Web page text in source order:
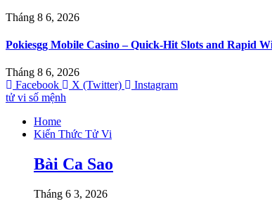
Tháng 8 6, 2026
Pokiesgg Mobile Casino – Quick‑Hit Slots and Rapid
Tháng 8 6, 2026
Facebook
X (Twitter)
Instagram
tử vi số mệnh
Home
Kiến Thức Tử Vi
Bài Ca Sao
Tháng 6 3, 2026